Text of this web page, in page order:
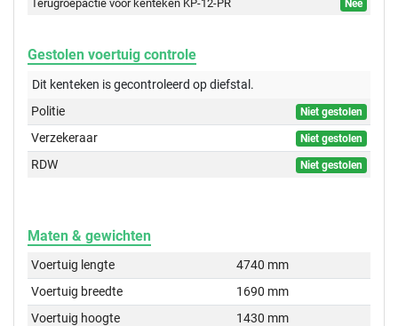
Terugroepactie voor kenteken KP-12-PR Nee
Gestolen voertuig controle
Dit kenteken is gecontroleerd opdiefstal.
Politie
Niet gestolen
Verzekeraar Niet gestolen
RDW Niet gestolen
Maten & gewichten
Voertuig lengte
4740 mm
Voertuig breedte
1690 mm
Voertuig hoogte
1430 mm